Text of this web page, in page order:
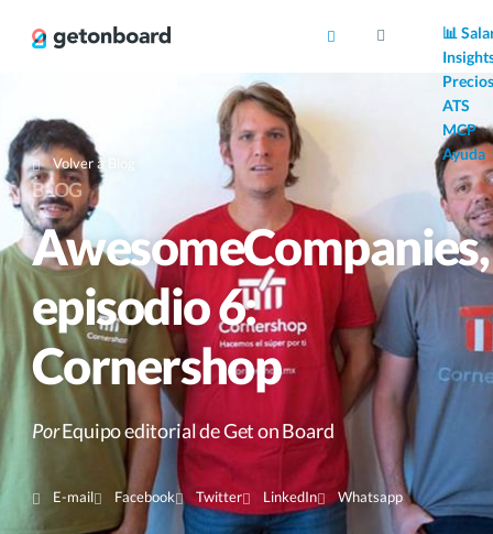
📊
Precios
ATS
MCP
Ayuda
Volver a Blog
BLOG
AwesomeCompanies,
episodio 6:
Cornershop
PorEquipo editorial de Get on Board
E-mail Facebook Twitter LinkedIn Whatsapp